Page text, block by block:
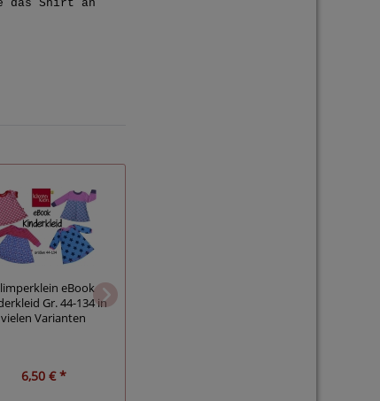
das Shirt an
eBook
Gr. 44-134 in
vielen Varianten
6,50 € *